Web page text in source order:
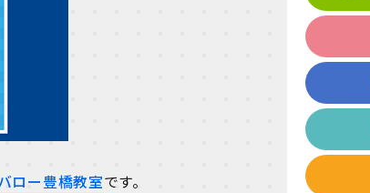
ロー豊橋教室です。